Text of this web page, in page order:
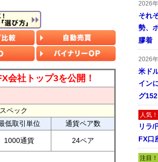
会社トップ3を公開！
ペック
低取引単位
通貨ペア数
1000通貨 24ペア
2026
それ
勢、
膠着
2026
米ド
イン
グ
人気！
リラ/
FX口
注目！